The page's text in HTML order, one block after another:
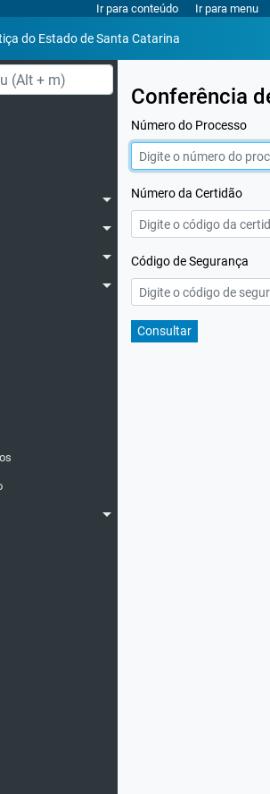
Ir para conteúdo Ir para menu
do Estado de Santa Catarina
arrow_drop_down
arrow_drop_down
arrow_drop_down
arrow_drop_down
arrow_drop_down
Conferência
Número do Processo
Número da Certidão
Código de Segurança
Consultar